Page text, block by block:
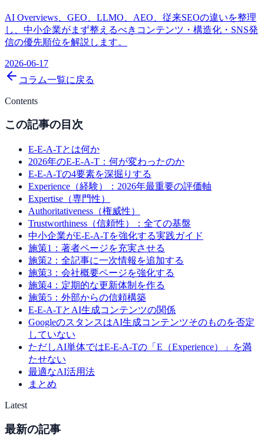
AI Overviews、GEO、LLMO、AEO、従来SEOの違いを整理
し、中小企業がまず整えるべきコンテンツ・構造化・SNS発
信の優先順位を解説します。
2026-06-17
コラム一覧に戻る
Contents
この記事の目次
E-E-A-Tとは何か
2026年のE-E-A-T：何が変わったのか
E-E-A-Tの4要素を深掘りする
Experience（経験）：2026年最重要の評価軸
Expertise（専門性）
Authoritativeness（権威性）
Trustworthiness（信頼性）：全ての基盤
中小企業がE-E-A-Tを強化する実践ガイド
施策1：著者ページを充実させる
施策2：全記事に一次情報を追加する
施策3：会社概要ページを強化する
施策4：定期的な更新体制を作る
施策5：外部からの信頼構築
E-E-A-TとAI生成コンテンツの関係
GoogleのスタンスはAI生成コンテンツそのものを否定
していない
ただしAI単体ではE-E-A-Tの「E（Experience）」を満
たせない
最適なAI活用法
まとめ
Latest
最新の記事